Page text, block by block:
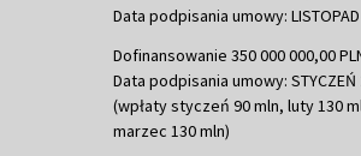
Data podpisania umowy:
Dofinansowanie 350 000 000,00
Data podpisania umowy: STYCZEŃ
(wpłaty styczeń 90 mln, luty 130
marzec 130 mln)